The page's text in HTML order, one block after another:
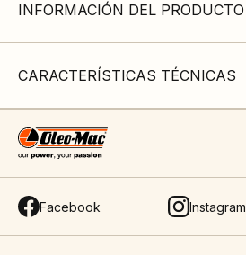
INFORMACIÓN DEL PRODUCTO
CARACTERÍSTICAS TÉCNICAS
Facebook Instagram